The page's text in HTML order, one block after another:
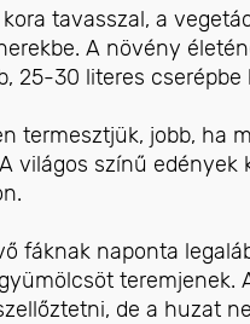
tavasszal, a
A növény
25-30 literes cserépbe
termesztjük, jobb, ha
világos színű
fáknak naponta
teremjenek.
de a huzat